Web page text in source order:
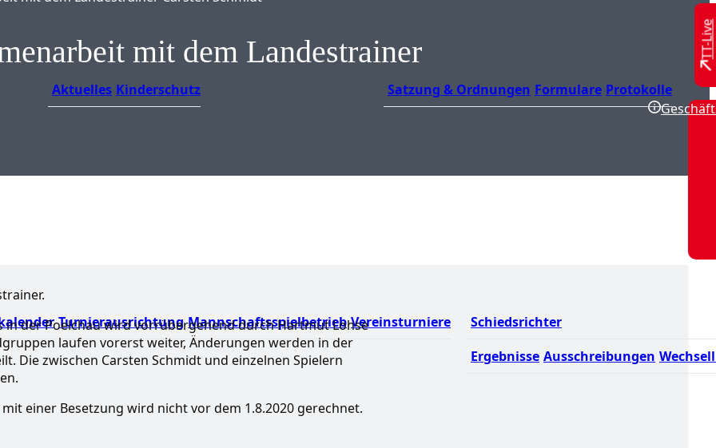
Aktuelles Kinderschutz Satzung & Ordnungen Formulare Protokolle
Turnierausrichtung Mannschaftsspielbetrieb Vereinsturniere
Schiedsrichter
Ergebnisse Ausschreibungen
mit dem Landestrainer
der Poelchau wird vorrübergehend durch Hartmut Lohse
laufen vorerst weiter, Änderungen werden in der
Die zwischen Carsten Schmidt und einzelnen Spielern
einer Besetzung wird nicht vor dem 1.8.2020 gerechnet.
TT-Live